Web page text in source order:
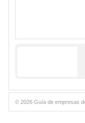
© 2026 Guía de empresas